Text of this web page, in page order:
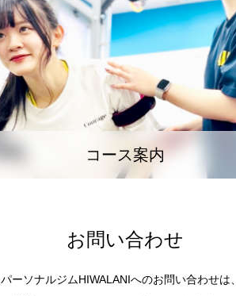
コース案内
お問い合わせ
パーソナルジムHIWALANIへのお問い合わせは、